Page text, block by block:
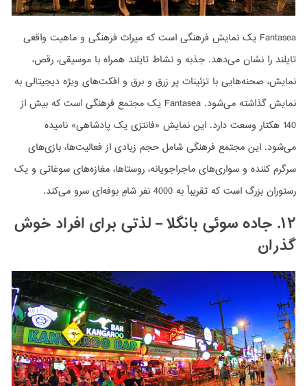
Fantasea یک نمایش فرهنگی است که میراث فرهنگی و ماهیت واقعی
تایلند را نشان می‌دهد. جذبه و نشاط تایلند همراه با موسیقی، رقص،
نمایش، صحنه‌هایی با تزئینات پر زرق و برق و افکت‌های ویژه دیجیتالی به
نمایش گذاشته می‌شود. Fantasea یک مجتمع فرهنگی است که بیش از
140 هکتار وسعت دارد. این نمایش «فانتزی یک پادشاهی» نامیده
می‌شود. این مجتمع فرهنگی شامل حجم زیادی از فعالیت‌ها، بازی‌های
سرگرم کننده و سواری‌های ماجراجویانه، روستاها، مغازه‌های سوغاتی و یک
رستوران بزرگ است که تقریبأ به 4000 نفر شامِ بوفه‌ای سرو می‌کند.
۱۲. جاده سوئی بانگلا – لذتی برای افراد خوش
گذران